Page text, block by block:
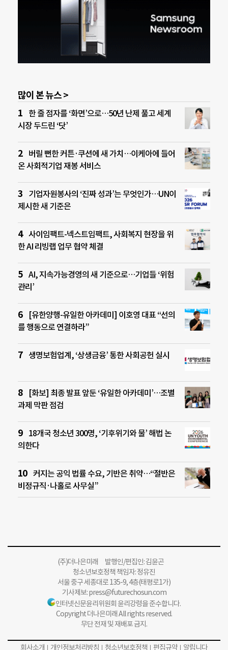
많이 본 뉴스 >
한 줄 점자를 ‘화면’으로…50년 난제 풀고 세계
시장 두드린 ‘닷’
버릴 뻔한 커튼·쿠션에 새 가치…이케아에 들어
온 사회적기업 재봉 서비스
기업자원봉사의 ‘진짜 성과’는 무엇인가…UN이
제시한 새 기준은
사이임팩트-넥스트임팩트, 사회복지 현장을 위
한 AI 리빙랩 업무 협약 체결
AI, 지속가능경영의 새 기준으로…기업들 ‘위험
관리’
[유한양행-유일한 아카데미] 이호영 대표 “선의
를 행동으로 연결하라”
생명보험업계, ‘상생금융’ 통한 사회공헌 실시
[화보] 최종 발표 앞둔 ‘유일한 아카데미’…조별
과제 막판 점검
18개국 청소년 300명, ‘기후위기와 물’ 해법 논
의한다
커지는 공익 법률 수요, 기반은 취약…“절반은
비정규직·나홀로 사무실”
(주)더나은미래 발행인/편집인: 김윤곤
청소년보호정책 책임자: 정유진
서울 중구 세종대로 135-9, 4층(태평로1가)
기사제보:press@futurechosun.com
인터넷신문윤리위원회 윤리강령을 준수합니다.
Copyright 더나은미래 All rights reserved.
무단 전재 및 재배포 금지.
회사소개 개인정보처리방침 청소년보호정책 편집규약 알립니다